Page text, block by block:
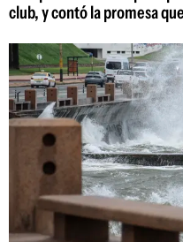
club, y contó la promesa